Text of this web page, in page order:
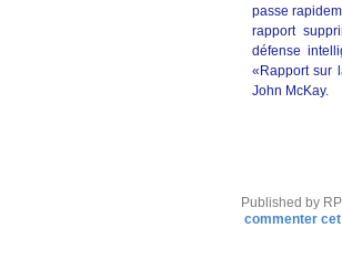
passe
rapport
défense
«Rapport sur
John McKay.
Published by
commenter